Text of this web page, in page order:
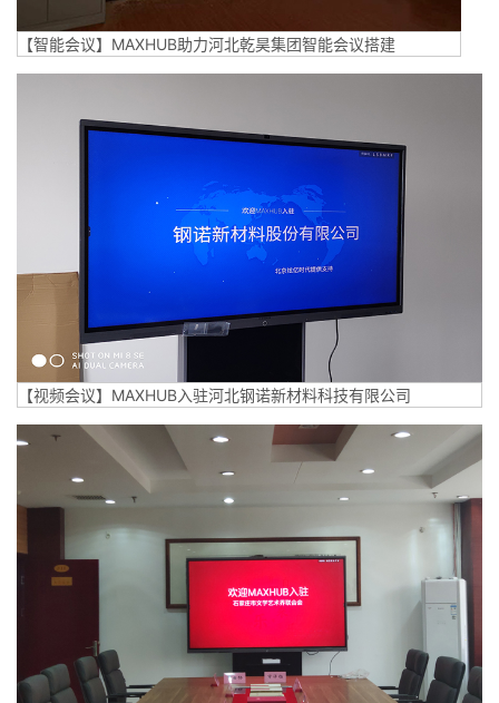
【智能会议】MAXHUB助力河北乾昊集团智能会议搭建
【视频会议】MAXHUB入驻河北钢诺新材料科技有限公司